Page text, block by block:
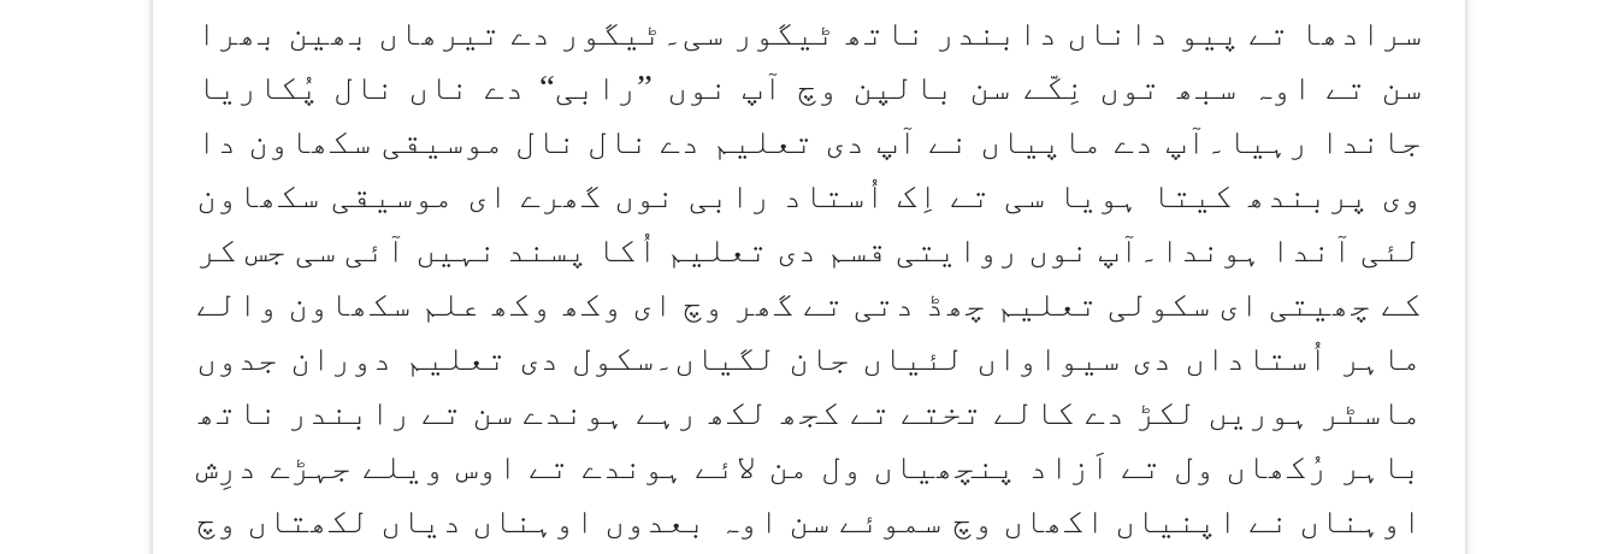
سرادھا تے پیو داناں دابندر ناتھ ٹیگور سی۔ٹیگور دے تیرھاں بھین بھرا
سن تے اوہ سبھ توں نِکّے سن بالپن وچ آپ نوں ”رابی“ دے ناں نال پُکاریا
جاندا رہیا۔آپ دے ماپیاں نے آپ دی تعلیم دے نال نال موسیقی سکھاون دا
وی پربندھ کیتا ہویا سی تے اِک اُستاد رابی نوں گھرے ای موسیقی سکھاون
لئی آندا ہوندا۔آپ نوں روایتی قسم دی تعلیم اُکا پسند نہیں آئی سی جس کر
کے چھیتی ای سکولی تعلیم چھڈ دتی تے گھر وچ ای وکھ وکھ علم سکھاون والے
ماہر اُستاداں دی سیواواں لئیاں جان لگیاں۔سکول دی تعلیم دوران جدوں
ماسٹر ہوریں لکڑ دے کالے تختے تے کجھ لکھ رہے ہوندے سن تے رابندر ناتھ
باہر رُکھاں ول تے اَزاد پنچھیاں ول من لائے ہوندے تے اوس ویلے جہڑے درِش
اوہناں نے اپنیاں اکھاں وچ سموئے سن اوہ بعدوں اوہناں دیاں لکھتاں وچ